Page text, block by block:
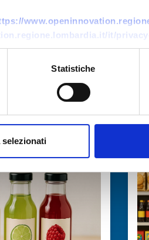
it/
Statistiche
selezionati
camion
2026